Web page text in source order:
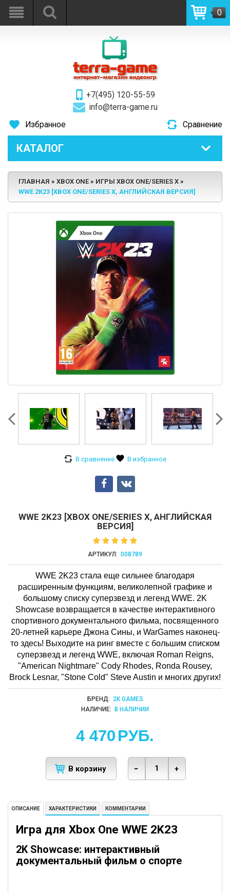
+7(495) 120-55-59
info@terra-game.ru
0
Избранное Сравнение
КАТАЛОГ
ГЛАВНАЯ XBOX ONE
ИГРЫ XBOX ONE/SERIES X
WWE 2K23 [XBOX ONE/SERIES X, АНГЛИЙСКАЯ ВЕРСИЯ]
WWE 2K23 [XBOX ONE/SERIES X, АНГЛИЙСКАЯ
ВЕРСИЯ]
АРТИКУЛ: 008789
WWE 2K23 стала еще сильнее благодаря
расширенным функциям, великолепной графике и
большому списку суперзвезд и легенд WWE. 2K
Showcase возвращается в качестве интерактивного
спортивного документального фильма, посвященного
20-летней карьере Джона Сины, и WarGames наконец-
то здесь! Выходите на ринг вместе с большим списком
суперзвезд и легенд WWE, включая Roman Reigns,
"American Nightmare" Cody Rhodes, Ronda Rousey,
Brock Lesnar, "Stone Cold" Steve Austin и многих других!
БРЕНД: 2K GAMES
НАЛИЧИЕ:
В НАЛИЧИИ
4 470 РУБ.
В корзину − +
ОПИСАНИЕ ХАРАКТЕРИСТИКИ КОММЕНТАРИИ
Игра для Xbox One WWE 2K23
2K Showcase: интерактивный
документальный фильм о спорте